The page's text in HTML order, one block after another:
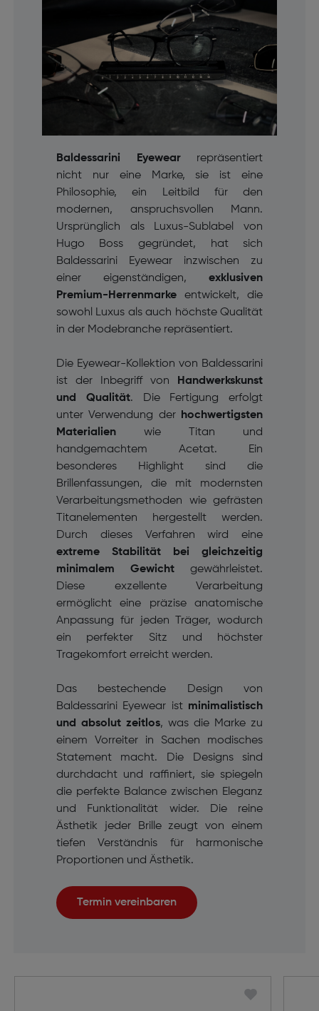
Baldessarini Eyewear repräsentiert
nicht nur eine Marke, sie ist eine
Philosophie, ein Leitbild für den
modernen, anspruchsvollen Mann.
Ursprünglich als Luxus-Sublabel von
Hugo Boss gegründet, hat sich
Baldessarini Eyewear inzwischen zu
einer eigenständigen,exklusiven
Premium-Herrenmarkeentwickelt, die
sowohl Luxus als auch höchste Qualität
in der Modebranche repräsentiert.
Die Eyewear-Kollektion von Baldessarini
ist der Inbegriff von Handwerkskunst
und Qualität. Die Fertigung erfolgt
unter Verwendung der hochwertigsten
Materialienwie Titan und
handgemachtem Acetat. Ein
besonderes Highlight sind die
Brillenfassungen, die mit modernsten
Verarbeitungsmethoden wie gefrästen
Titanelementen hergestellt werden.
Durch dieses Verfahren wird eine
extreme Stabilität bei gleichzeitig
minimalem Gewicht gewährleistet.
Diese exzellente Verarbeitung
ermöglicht eine präzise anatomische
Anpassung für jeden Träger, wodurch
ein perfekter Sitz und höchster
Tragekomfort erreicht werden.
Das bestechende Design von
Baldessarini Eyewear ist minimalistisch
und absolut zeitlos, was die Marke zu
einem Vorreiter in Sachen modisches
Statement macht. Die Designs sind
durchdacht und raffiniert, sie spiegeln
die perfekte Balance zwischen Eleganz
und Funktionalität wider. Die reine
Ästhetik jeder Brille zeugt von einem
tiefen Verständnis für harmonische
Proportionen und Ästhetik.
Termin vereinbaren